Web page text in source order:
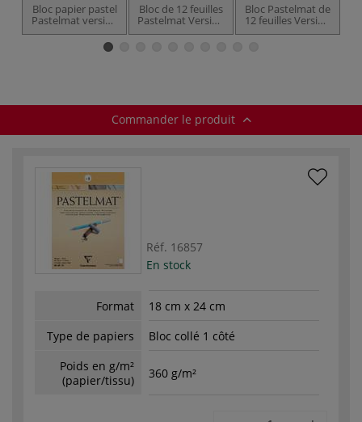
Bloc papier pastel
Pastelmat version
2 Clairefontaine
Bloc de 12 feuilles
Pastelmat Version
3 - 360g/m²
Bloc Pastelmat de
12 feuilles Version
4 - 360 g/m²
Commander le produit
Réf. 16857
En stock
Format
18 cm x 24 cm
Type de papiers
Bloc collé 1 côté
Poids en g/m²
(papier/tissu)
360 g/m²